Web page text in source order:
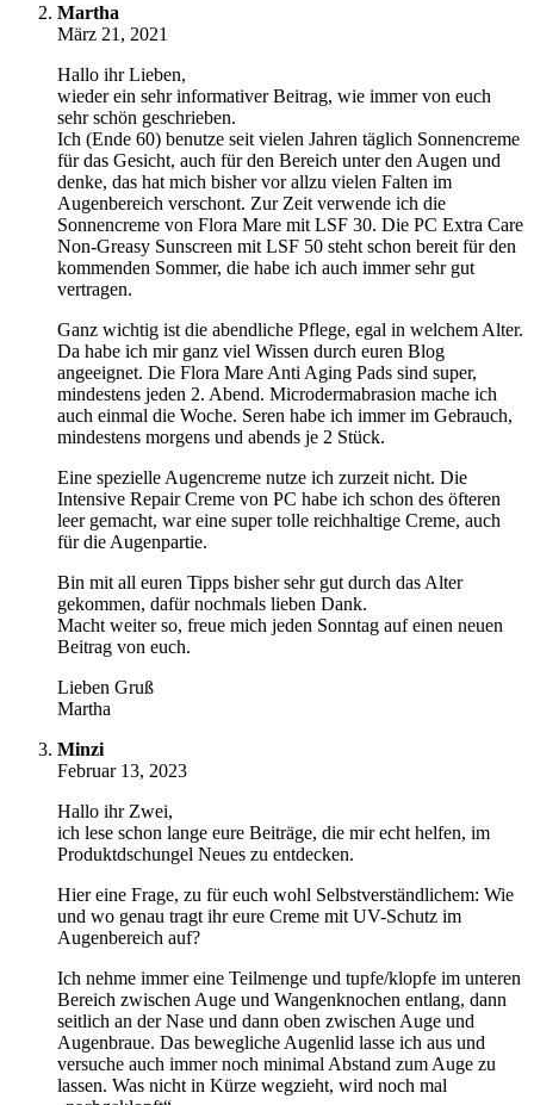
Martha
März 21, 2021
Hallo ihr Lieben,
wieder ein sehr informativer Beitrag, wie immer von euch
sehr schön geschrieben.
Ich (Ende 60) benutze seit vielen Jahren täglich Sonnencreme
für das Gesicht, auch für den Bereich unter den Augen und
denke, das hat mich bisher vor allzu vielen Falten im
Augenbereich verschont. Zur Zeit verwende ich die
Sonnencreme von Flora Mare mit LSF 30. Die PC Extra Care
Non-Greasy Sunscreen mit LSF 50 steht schon bereit für den
kommenden Sommer, die habe ich auch immer sehr gut
vertragen.
Ganz wichtig ist die abendliche Pflege, egal in welchem Alter.
Da habe ich mir ganz viel Wissen durch euren Blog
angeeignet. Die Flora Mare Anti Aging Pads sind super,
mindestens jeden 2. Abend. Microdermabrasion mache ich
auch einmal die Woche. Seren habe ich immer im Gebrauch,
mindestens morgens und abends je 2 Stück.
Eine spezielle Augencreme nutze ich zurzeit nicht. Die
Intensive Repair Creme von PC habe ich schon des öfteren
leer gemacht, war eine super tolle reichhaltige Creme, auch
für die Augenpartie.
Bin mit all euren Tipps bisher sehr gut durch das Alter
gekommen, dafür nochmals lieben Dank.
Macht weiter so, freue mich jeden Sonntag auf einen neuen
Beitrag von euch.
Lieben Gruß
Martha
Minzi
Februar 13, 2023
Hallo ihr Zwei,
ich lese schon lange eure Beiträge, die mir echt helfen, im
Produktdschungel Neues zu entdecken.
Hier eine Frage, zu für euch wohl Selbstverständlichem: Wie
und wo genau tragt ihr eure Creme mit UV-Schutz im
Augenbereich auf?
Ich nehme immer eine Teilmenge und tupfe/klopfe im unteren
Bereich zwischen Auge und Wangenknochen entlang, dann
seitlich an der Nase und dann oben zwischen Auge und
Augenbraue. Das bewegliche Augenlid lasse ich aus und
versuche auch immer noch minimal Abstand zum Auge zu
lassen. Was nicht in Kürze wegzieht, wird noch mal